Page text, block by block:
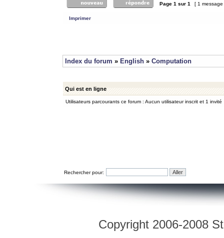
Page 1 sur 1 [ 1
Imprimer
Index du forum » English » Computation
Qui est en ligne
Utilisateurs parcourants ce forum : Aucun utilisateur inscrit et 1 invité
Rechercher pour:
Copyright 2006-2008